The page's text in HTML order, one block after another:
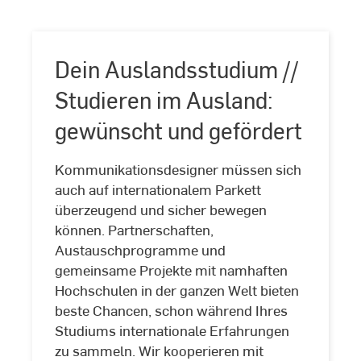
Dein Auslandsstudium //
Studieren im Ausland:
gewünscht und gefördert
Kommunikationsdesigner müssen sich
auch auf internationalem Parkett
überzeugend und sicher bewegen
können. Partnerschaften,
Austauschprogramme und
gemeinsame Projekte mit namhaften
Hochschulen in der ganzen Welt bieten
beste Chancen, schon während Ihres
Studiums internationale Erfahrungen
zu sammeln. Wir kooperieren mit